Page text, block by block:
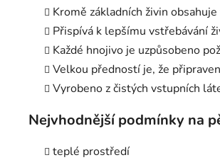
Kromě základních živin
Přispívá k lepšímu vstřebávání
Každé hnojivo je uzpůsobeno
Velkou předností je, že
Vyrobeno z čistých vstupních
Nejvhodnější podmínky na
teplé prostředí